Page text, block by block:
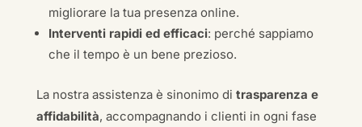
migliorare la tua presenza online.
Interventi rapidi ed efficaci: perché sappiamo
che il tempo è un bene prezioso.
La nostra assistenza è sinonimo di trasparenza e
affidabilità, accompagnando i clienti in ogni fase